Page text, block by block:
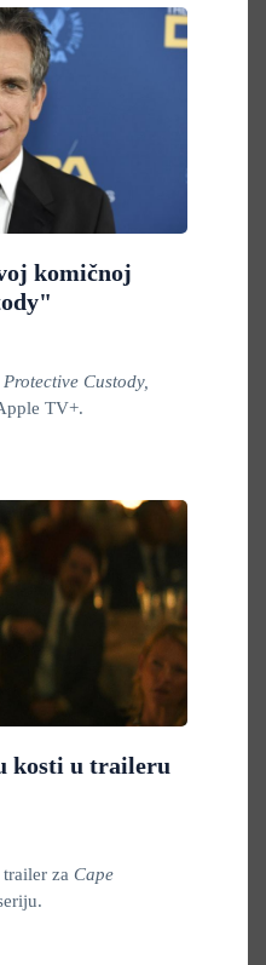
komičnoj
Protective Custody,
TV+.
kosti u traileru
za Cape